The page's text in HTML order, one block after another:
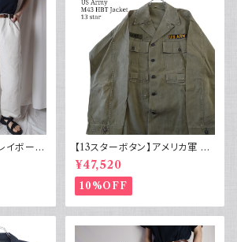
イボーン
ータック
【13スターボタン】アメリカ軍 M
43 HBT ジャケット パッチ 軍物
実物
¥47,520
10%OFF